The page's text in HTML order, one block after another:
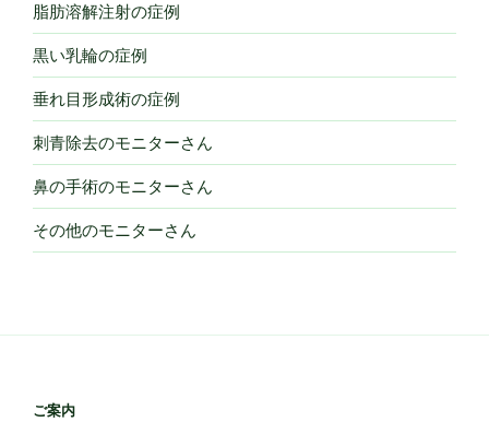
脂肪溶解注射の症例
黒い乳輪の症例
垂れ目形成術の症例
刺青除去のモニターさん
鼻の手術のモニターさん
その他のモニターさん
ご案内